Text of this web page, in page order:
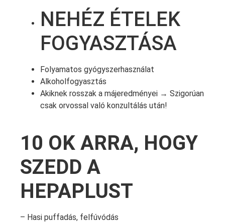
NEHÉZ ÉTELEK
FOGYASZTÁSA
Folyamatos gyógyszerhasználat
Alkoholfogyasztás
Akiknek rosszak a májeredményei → Szigorúan
csak orvossal való konzultálás után!
10 OK ARRA, HOGY
SZEDD A
HEPAPLUST
– Hasi puffadás, felfúvódás